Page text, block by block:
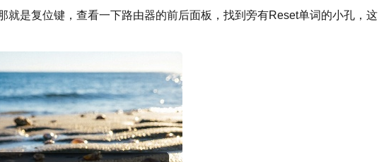
就是复位键，查看一下路由器的前后面板，找到旁有Reset单词的小孔，这